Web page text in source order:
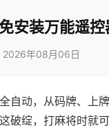
安装万能遥
2026年08月06日
自动，从码牌、上
破绽，打麻将时就可